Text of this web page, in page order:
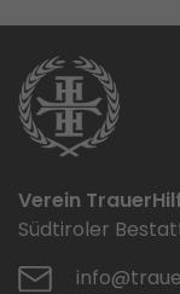
Verein
Südtiroler